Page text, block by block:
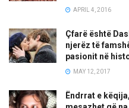
APRIL 4, 2016
Çfarë është
njerëz të
pasionit në
MAY 12, 2017
Ëndrrat e